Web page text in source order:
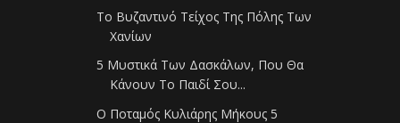
Το Βυζαντινό Τείχος Της Πόλης Των
Χανίων
5 Μυστικά Των Δασκάλων, Που Θα
Κάνουν Το Παιδί Σου...
Ο Ποταμός Κυλιάρης Μήκους 5